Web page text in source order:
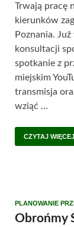
Trwają pracę
kierunków
Poznania.
konsultacji
spotkanie z
miejskim
transmisja
wziąć …
CZYTAJ WIĘCEJ
PLANOWANIE
Obrońmy